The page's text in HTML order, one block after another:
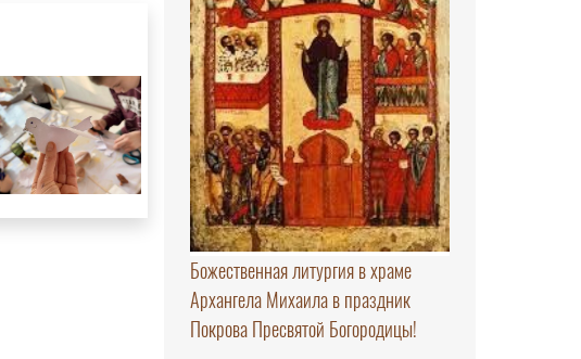
Божественная литургия в храме
Архангела Михаила в праздник
Покрова Пресвятой Богородицы!